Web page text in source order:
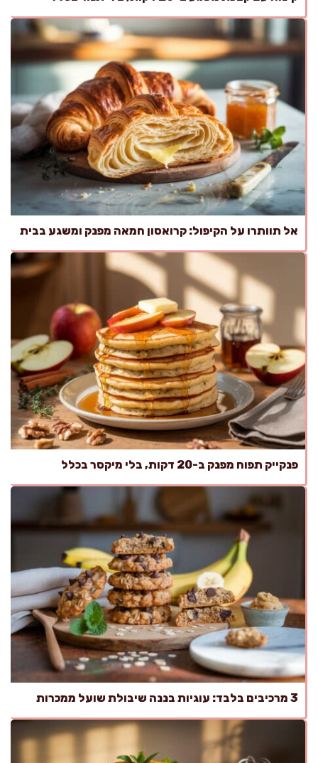
אל תוותרו על הקיפול: קרואסון חמאה מפנק ומשגע בבית
פנקייק תפוח מפנק ב-20 דקות, בלי מיקסר בכלל
3 מרכיבים בלבד: עוגיות בננה שיבולת שועל ממכרות